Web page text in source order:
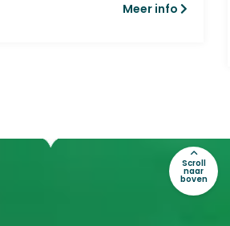
Meer info
Scroll
naar
boven